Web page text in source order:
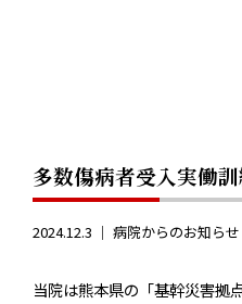
多数傷病者受入実働
2024.12.3 ｜病院からのお知らせ
当院は熊本県の「基幹災害拠